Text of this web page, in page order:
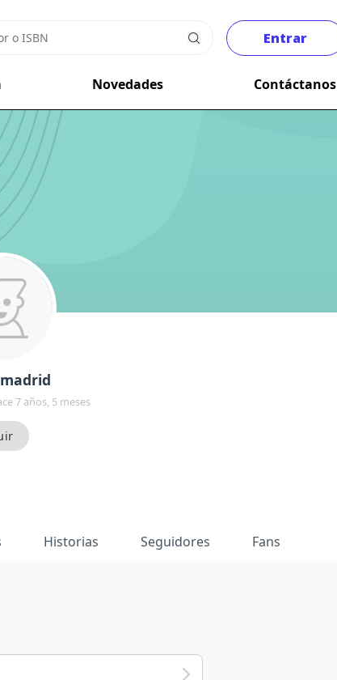
Entrar
Novedades Contáctanos
7 años, 5 meses
Historias Seguidores Fans